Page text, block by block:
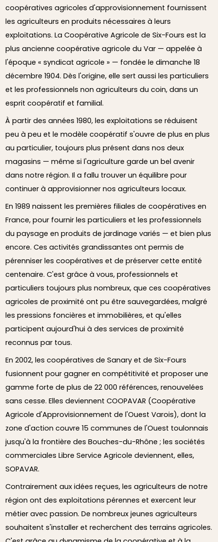
coopératives agricoles d'approvisionnement fournissent
les agriculteurs en produits nécessaires à leurs
exploitations. La Coopérative Agricole de Six-Fours est la
plus ancienne coopérative agricole du Var — appelée à
l'époque « syndicat agricole » — fondée le dimanche 18
décembre 1904. Dès l'origine, elle sert aussi les particuliers
et les professionnels non agriculteurs du coin, dans un
esprit coopératif et familial.
À partir des années 1980, les exploitations se réduisent
peu à peu et le modèle coopératif s'ouvre de plus en plus
au particulier, toujours plus présent dans nos deux
magasins — même si l'agriculture garde un bel avenir
dans notre région. Il a fallu trouver un équilibre pour
continuer à approvisionner nos agriculteurs locaux.
En 1989 naissent les premières filiales de coopératives en
France, pour fournir les particuliers et les professionnels
du paysage en produits de jardinage variés — et bien plus
encore. Ces activités grandissantes ont permis de
pérenniser les coopératives et de préserver cette entité
centenaire. C'est grâce à vous, professionnels et
particuliers toujours plus nombreux, que ces coopératives
agricoles de proximité ont pu être sauvegardées, malgré
les pressions foncières et immobilières, et qu'elles
participent aujourd'hui à des services de proximité
reconnus par tous.
En 2002, les coopératives de Sanary et de Six-Fours
fusionnent pour gagner en compétitivité et proposer une
gamme forte de plus de 22 000 références, renouvelées
sans cesse. Elles deviennent COOPAVAR (Coopérative
Agricole d'Approvisionnement de l'Ouest Varois), dont la
zone d'action couvre 15 communes de l'Ouest toulonnais
jusqu'à la frontière des Bouches-du-Rhône ; les sociétés
commerciales Libre Service Agricole deviennent, elles,
SOPAVAR.
Contrairement aux idées reçues, les agriculteurs de notre
région ont des exploitations pérennes et exercent leur
métier avec passion. De nombreux jeunes agriculteurs
souhaitent s'installer et recherchent des terrains agricoles.